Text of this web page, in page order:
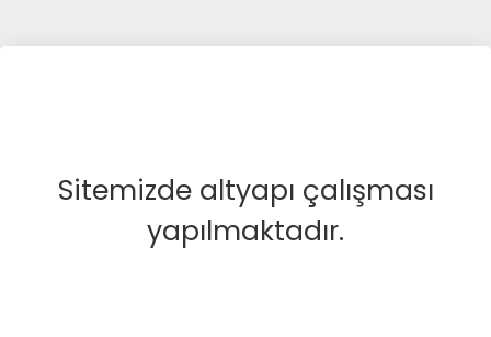
Sitemizde altyapı çalışması
yapılmaktadır.